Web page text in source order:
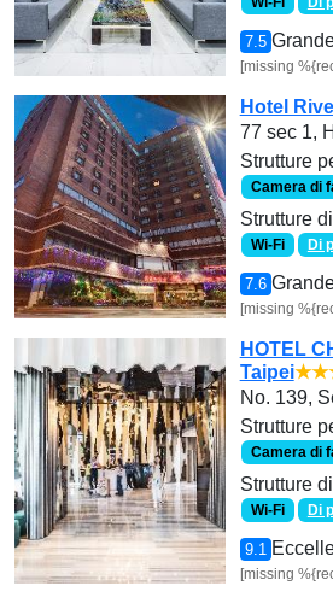
7.5
[missing
Hotel
77 sec 1,
Strutture
Camera di
Strutture
Wi-Fi Di
7.6
[missing
HOTEL
Taipei
Strutture
Camera di
Strutture
Wi-Fi Di
9.1
[missing